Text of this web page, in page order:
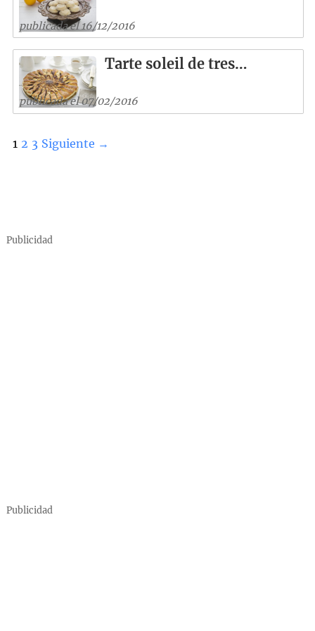
publicada el 16/12/2016
Tarte soleil de tres…
publicada el 07/02/2016
1 2 3 Siguiente →
Publicidad
Publicidad